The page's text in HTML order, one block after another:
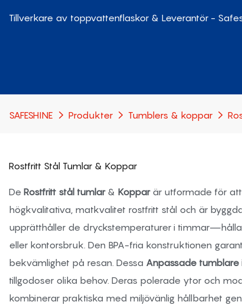
Tillverkare av toppvattenflaskor & Leverantör -
SAFESHINE Produkter Tumblers & koppar
Rostfritt Stål Tumlar & Koppar
De Rostfritt stål tumlar & Koppar är utformade för
högkvalitativa, matkvalitet rostfritt stål och är
upprätthåller de dryckstemperaturer i
eller kontorsbruk. Den BPA-fria konstruktionen
bekvämlighet på resan. Dessa Anpassade tumblare
tillgodoser olika behov. Deras polerade ytor och
kombinerar praktiska med miljövänlig hållbarhet